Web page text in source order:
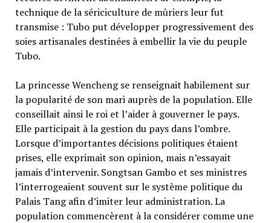
technique de la sériciculture de mûriers leur fut
transmise : Tubo put développer progressivement des
soies artisanales destinées à embellir la vie du peuple
Tubo.
La princesse Wencheng se renseignait habilement sur
la popularité de son mari auprès de la population. Elle
conseillait ainsi le roi et l’aider à gouverner le pays.
Elle participait à la gestion du pays dans l’ombre.
Lorsque d’importantes décisions politiques étaient
prises, elle exprimait son opinion, mais n’essayait
jamais d’intervenir. Songtsan Gambo et ses ministres
l’interrogeaient souvent sur le système politique du
Palais Tang afin d’imiter leur administration. La
population commencèrent à la considérer comme une